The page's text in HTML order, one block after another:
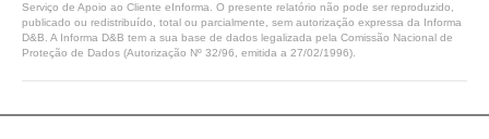
Serviço de Apoio ao Cliente eInforma. O presente relatório não pode ser reproduzido,
publicado ou redistribuído, total ou parcialmente, sem autorização expressa da Informa
D&B. A Informa D&B tem a sua base de dados legalizada pela Comissão Nacional de
Proteção de Dados (Autorização Nº 32/96, emitida a 27/02/1996).